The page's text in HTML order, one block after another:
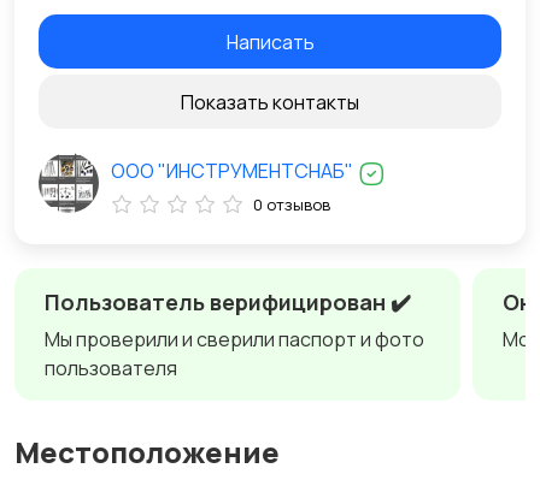
Пользователь верифицирован ✔️
Мы проверили и сверили паспорт и фото
пользователя
Местоположение
Написать
Показать контакты
ООО "ИНСТРУМЕНТСНАБ"
0 отзывов